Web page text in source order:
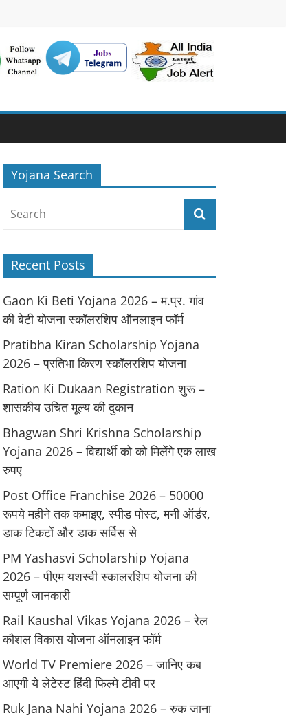
Yojana Search
Recent Posts
Gaon Ki Beti Yojana 2026 – म.प्र. गांव
की बेटी योजना स्कॉलरशिप ऑनलाइन फॉर्म
Pratibha Kiran Scholarship Yojana
2026 – प्रतिभा किरण स्कॉलरशिप योजना
Ration Ki Dukaan Registration शुरू –
शासकीय उचित मूल्य की दुकान
Bhagwan Shri Krishna Scholarship
Yojana 2026 – विद्यार्थी को को मिलेंगे एक लाख
रुपए
Post Office Franchise 2026 – 50000
रूपये महीने तक कमाइए, स्पीड पोस्ट, मनी ऑर्डर,
डाक टिकटों और डाक सर्विस से
PM Yashasvi Scholarship Yojana
2026 – पीएम यशस्वी स्कालरशिप योजना की
सम्पूर्ण जानकारी
Rail Kaushal Vikas Yojana 2026 – रेल
कौशल विकास योजना ऑनलाइन फॉर्म
World TV Premiere 2026 – जानिए कब
आएगी ये लेटेस्ट हिंदी फिल्मे टीवी पर
Ruk Jana Nahi Yojana 2026 – रुक जाना